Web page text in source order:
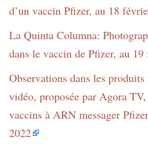
d’un vaccin Pfizer, au 18
La Quinta Columna:
dans le vaccin de Pfizer, au
Observations dans les
vidéo, proposée par Agora
vaccins à ARN messager
2022